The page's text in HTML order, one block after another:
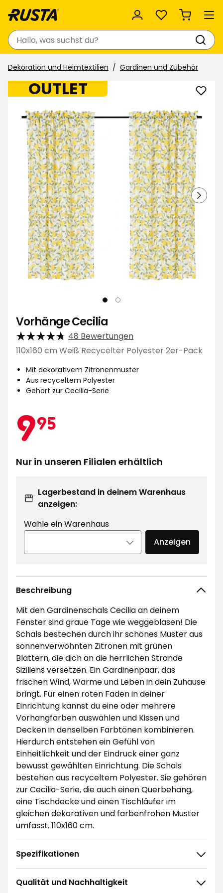
Favoriten
Suchen
Dekoration und Heimtextilien Gardinen und Zubehör
OUTLET
zu
Vorhänge Cecilia
48 Bewertungen
110x160 cm Weiß Recycelter Polyester 2er-Pack
Mit dekorativem Zitronenmuster
Aus recyceltem Polyester
Gehört zur Cecilia-Serie
Aktionspreis
995
€
Nur in unseren Filialen erhältlich
Lagerbestand in deinem Warenhaus
anzeigen:
Wähle ein Warenhaus
Anzeigen
Beschreibung
Mit den Gardinenschals Cecilia an deinem
Fenster sind graue Tage wie weggeblasen! Die
Schals bestechen durch ihr schönes Muster aus
sonnenverwöhnten Zitronen mit grünen
Blättern, die dich an die herrlichen Strände
Siziliens versetzen. Ein Gardinenpaar, das
frischen Wind, Wärme und Leben in dein Zuhause
bringt. Für einen roten Faden in deiner
Einrichtung kannst du eine oder mehrere
Vorhangfarben auswählen und Kissen und
Decken in denselben Farbtönen kombinieren.
Hierdurch entstehen ein Gefühl von
Einheitlichkeit und der Eindruck einer ganz
bewusst gewählten Einrichtung. Die Schals
bestehen aus recyceltem Polyester. Sie gehören
zur Cecilia-Serie, die auch einen Querbehang,
eine Tischdecke und einen Tischläufer im
gleichen dekorativen und farbenfrohen Muster
umfasst. 110x160 cm.
Spezifikationen
Qualität und Nachhaltigkeit